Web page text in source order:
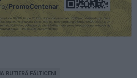
RUTIERĂ FĂLTICENI